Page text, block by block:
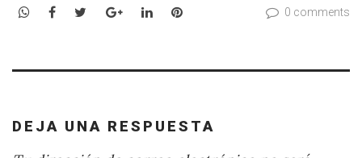
WhatsApp
Facebook
TwitterGoogle+LinkedInPinterest 0 comments
DEJA UNA RESPUESTA